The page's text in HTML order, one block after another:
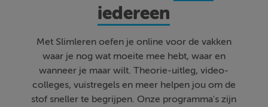
iedereen
Met Slimleren oefen je online voor de vakken
waar je nog wat moeite mee hebt, waar en
wanneer je maar wilt. Theorie-uitleg, video-
colleges, vuistregels en meer helpen jou om de
stof sneller te begrijpen. Onze programma's zijn